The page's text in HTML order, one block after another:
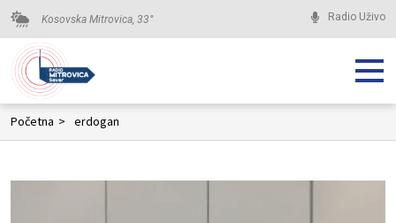
Kosovska Mitrovica, 33° Radio Uživo
Početna > erdogan